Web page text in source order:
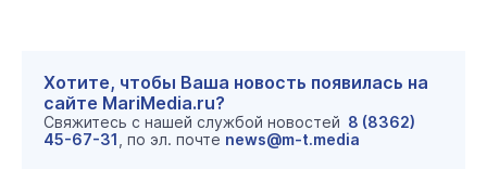
Хотите, чтобы Ваша новость появилась на
сайте MariMedia.ru?
Свяжитесь с нашей службой новостей 8 (8362)
45-67-31 , по эл. почте news@m-t.media